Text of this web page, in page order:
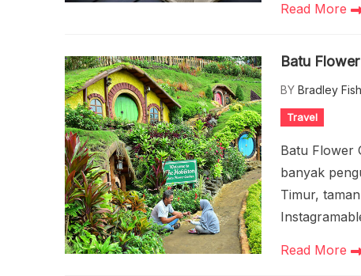
Read More
Batu
BY Bradley
Travel
Batu Flower
banyak
Timur,
Read More